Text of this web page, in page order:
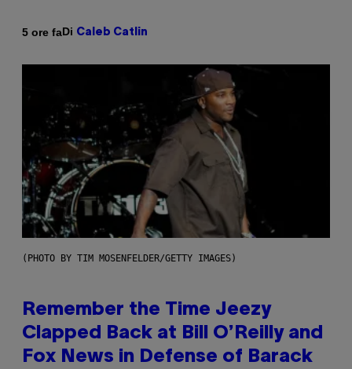
5 ore faDi Caleb Catlin
(PHOTO BY TIM MOSENFELDER/GETTY IMAGES)
Remember the Time Jeezy
Clapped Back at Bill O’Reilly and
Fox News in Defense of Barack